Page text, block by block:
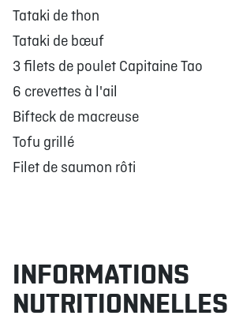
Tataki de thon
Tataki de bœuf
3 filets de poulet Capitaine Tao
6 crevettes à l'ail
Bifteck de macreuse
Tofu grillé
Filet de saumon rôti
INFORMATIONS
NUTRITIONNELLES